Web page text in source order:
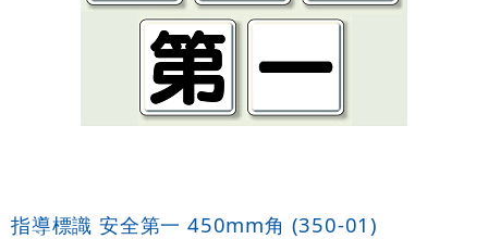
指導標識 安全第一 450mm角 (350-01)